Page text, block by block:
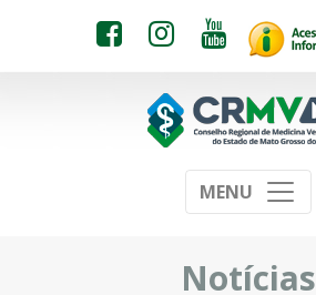
MENU
Notícias